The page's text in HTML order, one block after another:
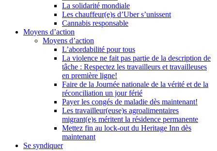
La solidarité mondiale
Les chauffeur(e)s d’Uber s’unissent
Cannabis responsable
Moyens d’action
Moyens d’action
L’abordabilité pour tous
La violence ne fait pas partie de la description de
tâche : Respectez les travailleurs et travailleuses
en première ligne!
Faire de la Journée nationale de la vérité et de la
réconciliation un jour férié
Payer les congés de maladie dès maintenant!
Les travailleur(euse)s agroalimentaires
migrant(e)s méritent la résidence permanente
Mettez fin au lock-out du Heritage Inn dès
maintenant
Se syndiquer